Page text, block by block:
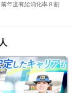
年度有給消化率８割